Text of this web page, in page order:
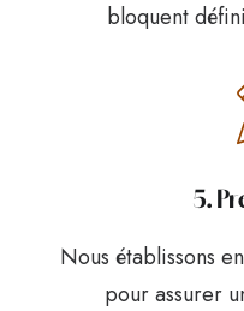
bloquent
5.
Nous établissons
pour assurer